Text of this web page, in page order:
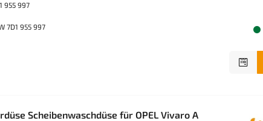
955 997
7D1 955 997
Scheibenwaschdüse für OPEL Vivaro A